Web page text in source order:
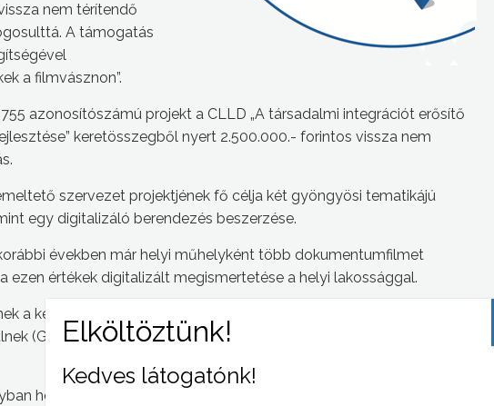
nem térítendő
A támogatás
a filmvásznon”.
azonosítószámú projekt a CLLD „A társadalmi integrációt erősítő
keretösszegből nyert 2.500.000.- forintos vissza nem
szervezet projektjének fő célja két gyöngyösi tematikájú
egy digitalizáló berendezés beszerzése.
években már helyi műhelyként több dokumentumfilmet
ezen értékek digitalizált megismertetése a helyi lakossággal.
a keretében 2 új dokumentum felvétel készítését is vállalták,
(Gyöngyös – a rendszerváltás idején; Gyöngyös – 1956.
hozzájárul a helyi lakosok társadalmi integrációjához, valamint a
Kedves látogatónk!